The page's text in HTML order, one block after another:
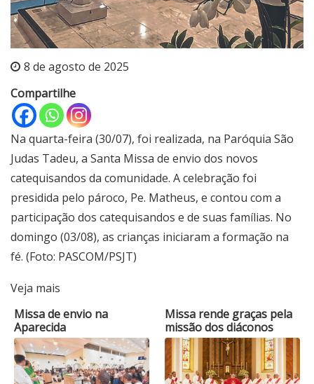
8 de agosto de 2025
Compartilhe
Na quarta-feira (30/07), foi realizada, na Paróquia São
Judas Tadeu, a Santa Missa de envio dos novos
catequisandos da comunidade. A celebração foi
presidida pelo pároco, Pe. Matheus, e contou com a
participação dos catequisandos e de suas famílias. No
domingo (03/08), as crianças iniciaram a formação na
fé. (Foto: PASCOM/PSJT)
Veja mais
Missa de envio na
Aparecida
Missa rende graças pela
missão dos diáconos